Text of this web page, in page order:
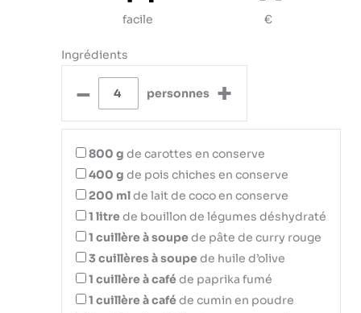
facile €
Ingrédients
– personnes +
800 g de carottes en conserve
400 g de pois chiches en conserve
200 mlde lait de coco en conserve
1 litrede bouillon de légumes déshydraté
1 cuillère à soupede pâte de curry rouge
3 cuillères à soupede huile d’olive
1 cuillère à caféde paprika fumé
1 cuillère à caféde cumin en poudre